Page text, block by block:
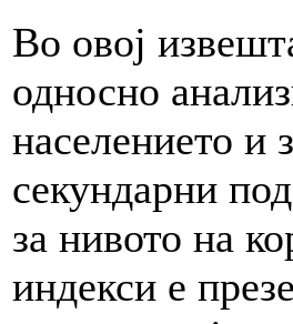
Во овој
односно
населението и
секундарни
за нивото на
индекси е